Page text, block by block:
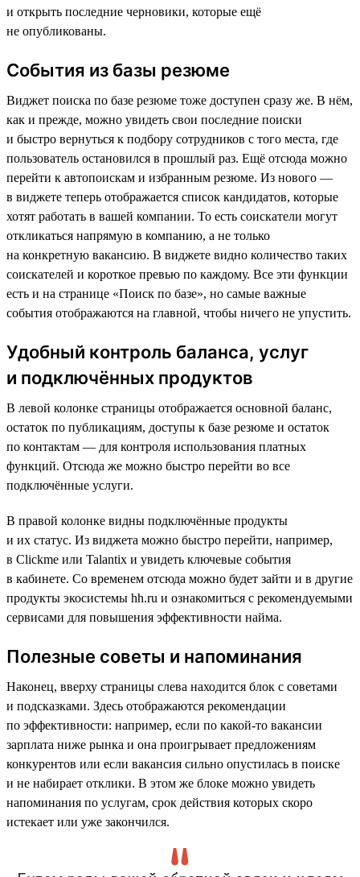
и открыть последние черновики, которые ещё
не опубликованы.
События из базы резюме
Виджет поиска по базе резюме тоже доступен сразу же. В нём,
как и прежде, можно увидеть свои последние поиски
и быстро вернуться к подбору сотрудников с того места, где
пользователь остановился в прошлый раз. Ещё отсюда можно
перейти к автопоискам и избранным резюме. Из нового —
в виджете теперь отображается список кандидатов, которые
хотят работать в вашей компании. То есть соискатели могут
откликаться напрямую в компанию, а не только
на конкретную вакансию. В виджете видно количество таких
соискателей и короткое превью по каждому. Все эти функции
есть и на странице «Поиск по базе», но самые важные
события отображаются на главной, чтобы ничего не упустить.
Удобный контроль баланса, услуг
и подключённых продуктов
В левой колонке страницы отображается основной баланс,
остаток по публикациям, доступы к базе резюме и остаток
по контактам — для контроля использования платных
функций. Отсюда же можно быстро перейти во все
подключённые услуги.
В правой колонке видны подключённые продукты
и их статус. Из виджета можно быстро перейти, например,
в Clickme или Talantix и увидеть ключевые события
в кабинете. Со временем отсюда можно будет зайти и в другие
продукты экосистемы hh.ru и ознакомиться с рекомендуемыми
сервисами для повышения эффективности найма.
Полезные советы и напоминания
Наконец, вверху страницы слева находится блок с советами
и подсказками. Здесь отображаются рекомендации
по эффективности: например, если по какой-то вакансии
зарплата ниже рынка и она проигрывает предложениям
конкурентов или если вакансия сильно опустилась в поиске
и не набирает отклики. В этом же блоке можно увидеть
напоминания по услугам, срок действия которых скоро
истекает или уже закончился.